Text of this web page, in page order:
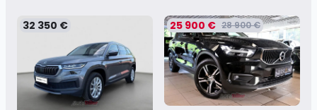
32 350 € 25 900 € 28 900 €